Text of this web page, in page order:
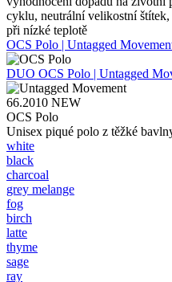
cyklu, neutrální velikostní štítek,
při nízké teplotě
OCS Polo | Untagged
DUO OCS Polo | Untagged
66.2010 NEW
OCS Polo
Unisex piqué polo z těžké
white
black
charcoal
grey melange
fog
birch
latte
thyme
sage
ray